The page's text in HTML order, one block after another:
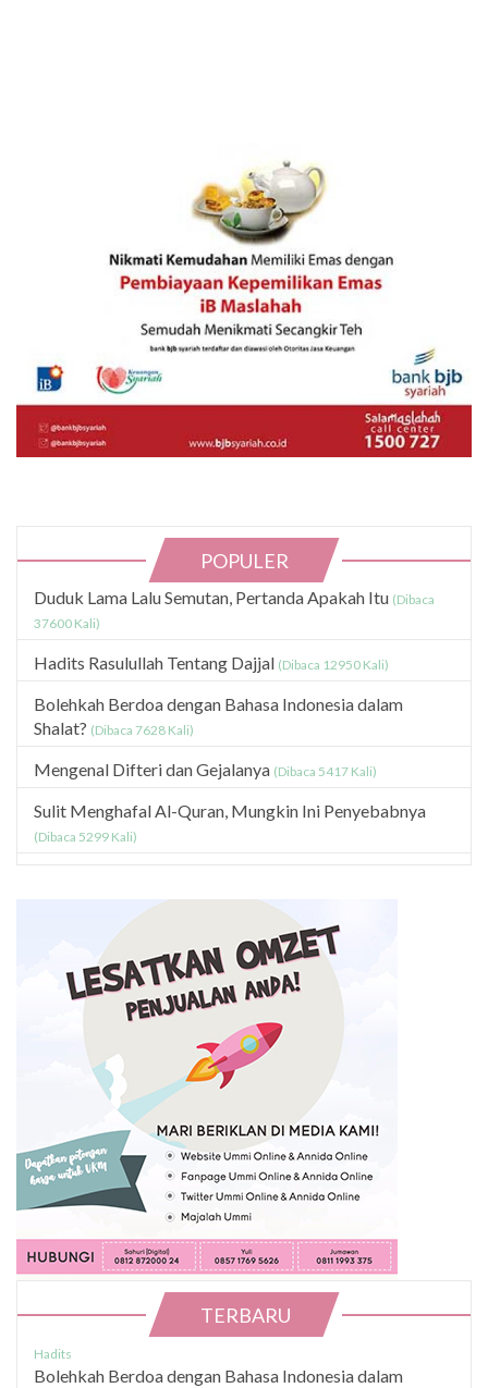
POPULER
Duduk Lama Lalu Semutan, Pertanda Apakah Itu (Dibaca
37600 Kali)
Hadits Rasulullah Tentang Dajjal (Dibaca 12950 Kali)
Bolehkah Berdoa dengan Bahasa Indonesia dalam
Shalat? (Dibaca 7628 Kali)
Mengenal Difteri dan Gejalanya (Dibaca 5417 Kali)
Sulit Menghafal Al-Quran, Mungkin Ini Penyebabnya
(Dibaca 5299 Kali)
TERBARU
Hadits
Bolehkah Berdoa dengan Bahasa Indonesia dalam